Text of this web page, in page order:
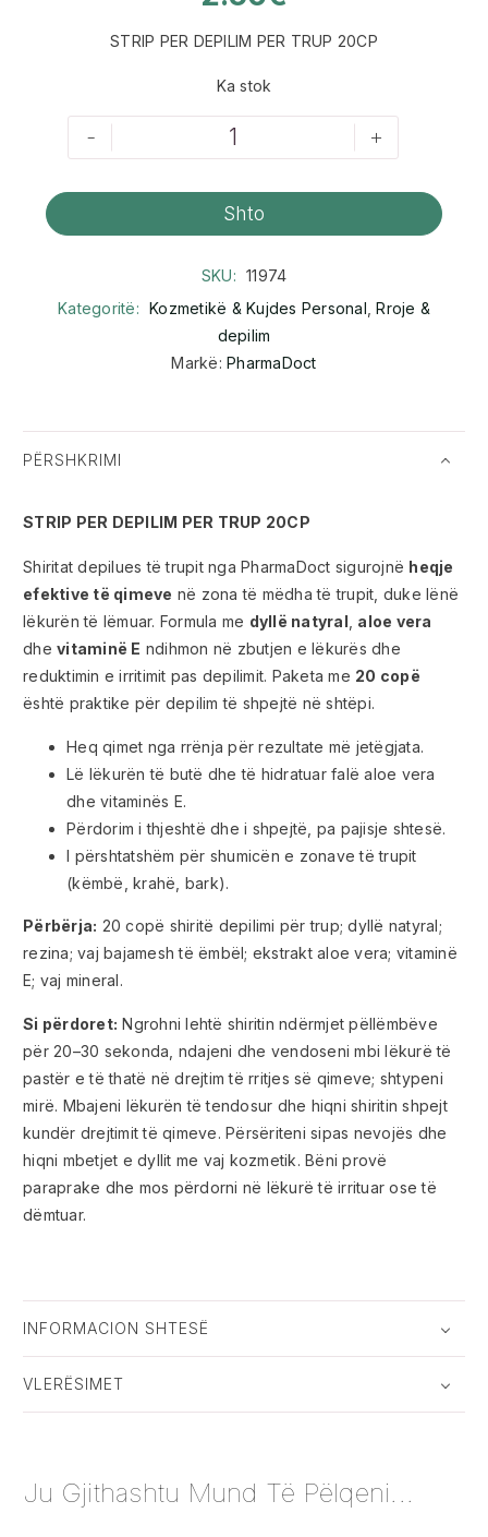
STRIP PER DEPILIM PER TRUP 20CP
Ka stok
- +
Shto
SKU: 11974
Kategoritë: Kozmetikë & Kujdes Personal ,Rroje &
depilim
Markë:PharmaDoct
PËRSHKRIMI
STRIP PER DEPILIM PER TRUP 20CP
Shiritat depilues të trupit nga PharmaDoct sigurojnë heqje
efektive të qimeve në zona të mëdha të trupit, duke lënë
lëkurën të lëmuar. Formula me dyllë natyral aloe vera
dhe vitaminë E ndihmon në zbutjen e lëkurës dhe
reduktimin e irritimit pas depilimit. Paketa me 20 copë
është praktike për depilim të shpejtë në shtëpi.
Heq qimet nga rrënja për rezultate më jetëgjata.
Lë lëkurën të butë dhe të hidratuar falë aloe vera
dhe vitaminës E.
Përdorim i thjeshtë dhe i shpejtë, pa pajisje shtesë.
I përshtatshëm për shumicën e zonave të trupit
(këmbë, krahë, bark).
Përbërja: 20 copë shiritë depilimi për trup; dyllë natyral;
rezina; vaj bajamesh të ëmbël; ekstrakt aloe vera; vitaminë
E; vaj mineral.
Si përdoret: Ngrohni lehtë shiritin ndërmjet pëllëmbëve
për 20–30 sekonda, ndajeni dhe vendoseni mbi lëkurë të
pastër e të thatë në drejtim të rritjes së qimeve; shtypeni
mirë. Mbajeni lëkurën të tendosur dhe hiqni shiritin shpejt
kundër drejtimit të qimeve. Përsëriteni sipas nevojës dhe
hiqni mbetjet e dyllit me vaj kozmetik. Bëni provë
paraprake dhe mos përdorni në lëkurë të irrituar ose të
dëmtuar.
INFORMACION SHTESË
VLERËSIMET
Ju Gjithashtu Mund Të Pëlqeni...